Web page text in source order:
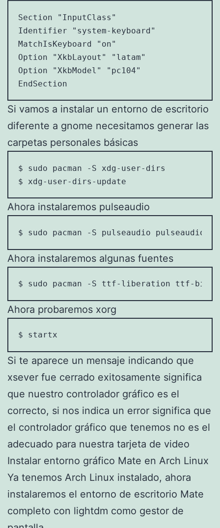
Section "InputClass"
Identifier "system-keyboard"
MatchIsKeyboard "on"
Option "XkbLayout" "latam"
Option "XkbModel" "pc104"
Si vamos a instalar un entorno de escritorio
diferente a gnome necesitamos generar las
carpetas personales básicas
$ sudo pacman -S xdg-user-dirs
$ xdg-user-dirs-update
Ahora instalaremos pulseaudio
$ sudo pacman -S pulseaudio pulseaudio-
Ahora instalaremos algunas fuentes
$ sudo pacman -S ttf-liberation ttf-
Ahora probaremos xorg
$ startx
Si te aparece un mensaje indicando que
xsever fue cerrado exitosamente significa
que nuestro controlador gráfico es el
correcto, si nos indica un error significa que
el controlador gráfico que tenemos no es el
adecuado para nuestra tarjeta de video
Instalar entorno gráfico Mate en Arch Linux
Ya tenemos Arch Linux instalado, ahora
instalaremos el entorno de escritorio Mate
completo con lightdm como gestor de